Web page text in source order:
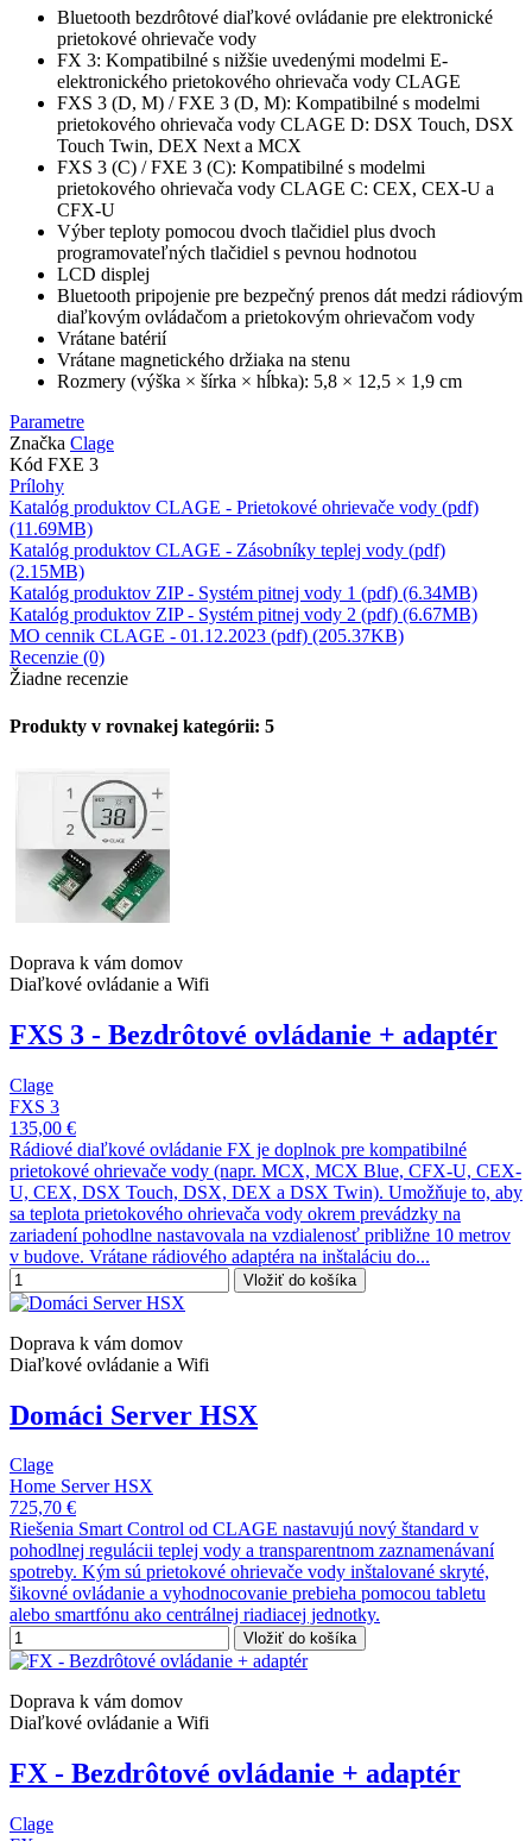
Bluetooth bezdrôtové diaľkové ovládanie pre elektronické
prietokové ohrievače vody
FX 3: Kompatibilné s nižšie uvedenými modelmi E-
elektronického prietokového ohrievača vody CLAGE
FXS 3 (D, M) / FXE 3 (D, M): Kompatibilné s modelmi
prietokového ohrievača vody CLAGE D: DSX Touch, DSX
Touch Twin, DEX Next a MCX
FXS 3 (C) / FXE 3 (C): Kompatibilné s modelmi
prietokového ohrievača vody CLAGE C: CEX, CEX-U a
CFX-U
Výber teploty pomocou dvoch tlačidiel plus dvoch
programovateľných tlačidiel s pevnou hodnotou
LCD displej
Bluetooth pripojenie pre bezpečný prenos dát medzi rádiovým
diaľkovým ovládačom a prietokovým ohrievačom vody
Vrátane batérií
Vrátane magnetického držiaka na stenu
Rozmery (výška × šírka × hĺbka): 5,8 × 12,5 × 1,9 cm
Parametre
Značka Clage
Kód FXE 3
Prílohy
Katalóg produktov CLAGE - Prietokové ohrievače vody (pdf)
(11.69MB)
Katalóg produktov CLAGE - Zásobníky teplej vody (pdf)
(2.15MB)
Katalóg produktov ZIP - Systém pitnej vody 1 (pdf) (6.34MB)
Katalóg produktov ZIP - Systém pitnej vody 2 (pdf) (6.67MB)
MO cennik CLAGE - 01.12.2023 (pdf) (205.37KB)
Recenzie (0)
Žiadne recenzie
Produkty v rovnakej kategórii: 5
Doprava k vám domov
Diaľkové ovládanie a Wifi
FXS 3 - Bezdrôtové ovládanie + adaptér
Clage
FXS 3
135,00 €
Rádiové diaľkové ovládanie FX je doplnok pre kompatibilné
prietokové ohrievače vody (napr. MCX, MCX Blue, CFX-U, CEX-
U, CEX, DSX Touch, DSX, DEX a DSX Twin). Umožňuje to, aby
sa teplota prietokového ohrievača vody okrem prevádzky na
zariadení pohodlne nastavovala na vzdialenosť približne 10 metrov
v budove. Vrátane rádiového adaptéra na inštaláciu do...
Vložiť do košíka
Doprava k vám domov
Diaľkové ovládanie a Wifi
Domáci Server HSX
Clage
Home Server HSX
725,70 €
Riešenia Smart Control od CLAGE nastavujú nový štandard v
pohodlnej regulácii teplej vody a transparentnom zaznamenávaní
spotreby. Kým sú prietokové ohrievače vody inštalované skryté,
šikovné ovládanie a vyhodnocovanie prebieha pomocou tabletu
alebo smartfónu ako centrálnej riadiacej jednotky.
Vložiť do košíka
Doprava k vám domov
Diaľkové ovládanie a Wifi
FX - Bezdrôtové ovládanie + adaptér
Clage